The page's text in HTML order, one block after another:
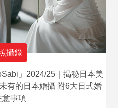
攝錄
」2024/25｜揭秘日本美
有的日本婚攝 附6大日式婚
意事項